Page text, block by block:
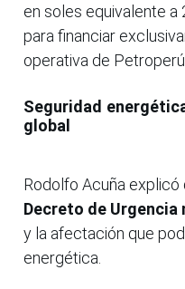
en soles equivalente a
para financiar
operativa de Petroperú.
Seguridad
global
Rodolfo Acuña explicó
Decreto de Urgencia
y la afectación que
energética.